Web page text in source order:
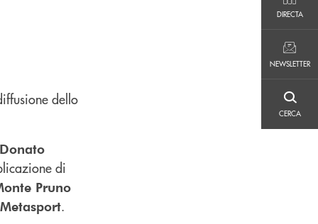
DIRECTA
NEWSLETTER
CERCA
dello
Donato
di
Pruno
Metasport.